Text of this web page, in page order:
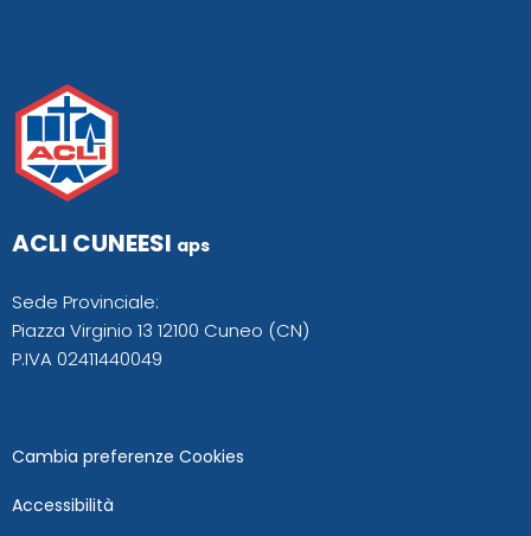
ACLI CUNEESI aps
Sede Provinciale:
Piazza Virginio 13 12100 Cuneo (CN)
P.IVA 02411440049
Cambia preferenze Cookies
Accessibilità